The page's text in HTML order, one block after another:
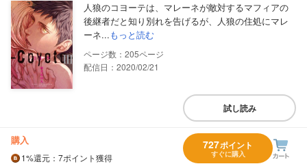
人狼のコヨーテは、マレーネが敵対するマフィアの
後継者だと知り別れを告げるが、人狼の住処にマレ
ーネ...もっと読む
205
配信日：2020/02/21
試し読み
購入
1%還元 ：7ポイント獲得
727ポイント
すぐに購入